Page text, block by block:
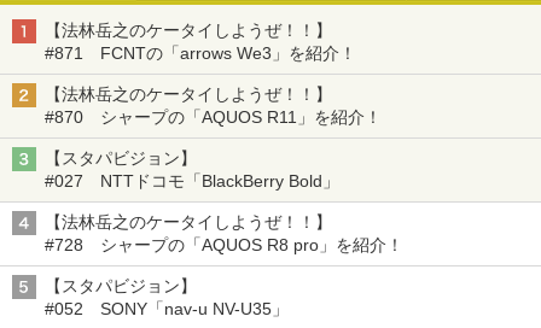
【法林岳之のケータイしようぜ！！】
#871 FCNTの「arrows We3」を紹介！
【法林岳之のケータイしようぜ！！】
#870 シャープの「AQUOS R11」を紹介！
【スタパビジョン】
#027 NTTドコモ「BlackBerry Bold」
【法林岳之のケータイしようぜ！！】
#728 シャープの「AQUOS R8 pro」を紹介！
【スタパビジョン】
#052 SONY「nav-u NV-U35」